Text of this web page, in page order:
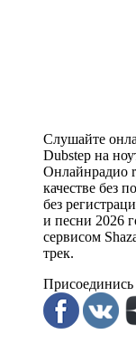
Слушайте
Dubstep на
Онлайнрадио
качестве без
без
и песни 2026
сервисом
трек.
Присоединись